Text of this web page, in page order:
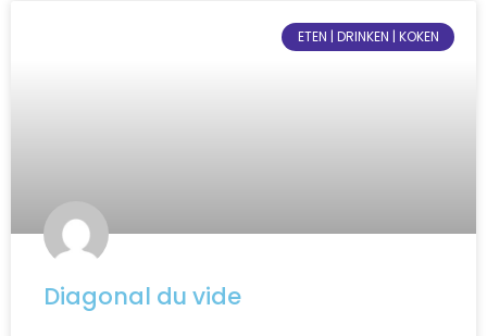
ETEN | DRINKEN | KOKEN
Diagonal du vide